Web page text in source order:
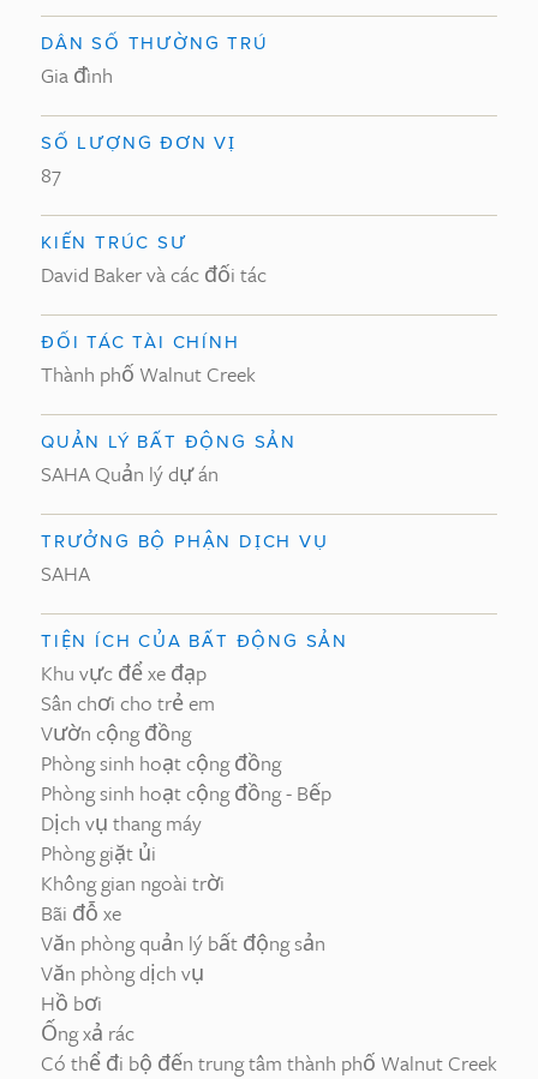
DÂN SỐ THƯỜNG TRÚ
Gia đình
SỐ LƯỢNG ĐƠN VỊ
87
KIẾN TRÚC SƯ
David Baker và các đối tác
ĐỐI TÁC TÀI CHÍNH
Thành phố Walnut Creek
QUẢN LÝ BẤT ĐỘNG SẢN
SAHA Quản lý dự án
TRƯỞNG BỘ PHẬN DỊCH VỤ
SAHA
TIỆN ÍCH CỦA BẤT ĐỘNG SẢN
Khu vực để xe đạp
Sân chơi cho trẻ em
Vườn cộng đồng
Phòng sinh hoạt cộng đồng
Phòng sinh hoạt cộng đồng - Bếp
Dịch vụ thang máy
Phòng giặt ủi
Không gian ngoài trời
Bãi đỗ xe
Văn phòng quản lý bất động sản
Văn phòng dịch vụ
Hồ bơi
Ống xả rác
Có thể đi bộ đến trung tâm thành phố Walnut Creek